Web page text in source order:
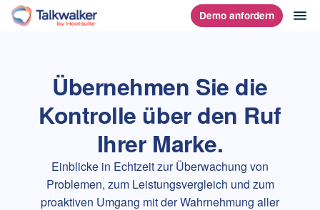
Direkt
zumHomepage Demo anfordern
Übernehmen Sie die
Kontrolle über den Ruf
Ihrer Marke.
Einblicke in Echtzeit zur Überwachung von
Problemen, zum Leistungsvergleich und zum
proaktiven Umgang mit der Wahrnehmung aller